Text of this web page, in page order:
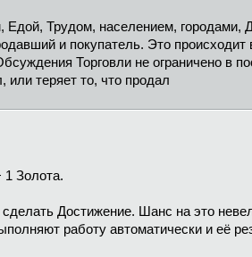
Едой, Трудом, населением,
и покупатель. Это
Торговли не ограничено в
или теряет то, что продал
1 Золота.
Достижение. Шанс на это
работу автоматически и её